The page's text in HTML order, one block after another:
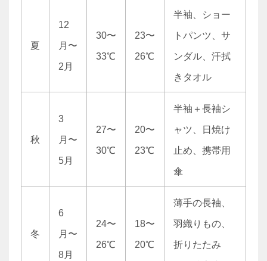
夏
12
月〜
2月
30〜
33℃
23〜
26℃
半袖、ショー
トパンツ、サ
ンダル、汗拭
きタオル
秋
3
月〜
5月
27〜
30℃
20〜
23℃
半袖＋長袖シ
ャツ、日焼け
止め、携帯用
傘
冬
6
月〜
8月
24〜
26℃
18〜
20℃
薄手の長袖、
羽織りもの、
折りたたみ